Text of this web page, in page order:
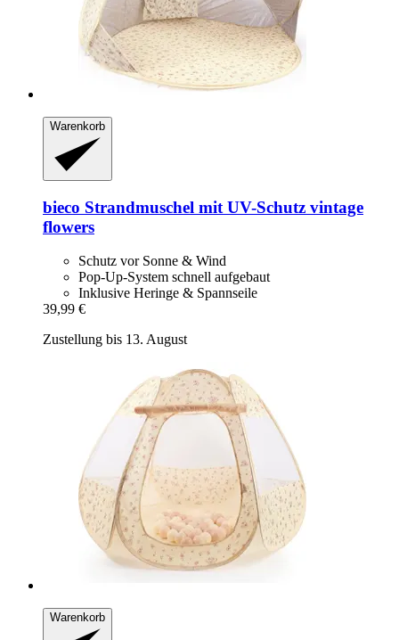
Warenkorb
bieco Strandmuschel mit UV-​Schutz vintage
flowers
Schutz vor Sonne & Wind
Pop-Up-System schnell aufgebaut
Inklusive Heringe & Spannseile
39,99 €
Zustellung bis 13. August
Warenkorb